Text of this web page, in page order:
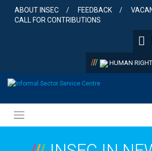
content
ABOUT INSEC FEEDBACK
CALL FOR CONTRIBUTIONS
/// HUMAN